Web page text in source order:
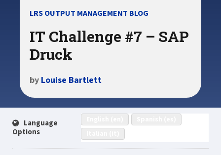
LRS OUTPUT MANAGEMENT BLOG
IT Challenge #7 – SAP
Druck
by Louise Bartlett
Language
Options